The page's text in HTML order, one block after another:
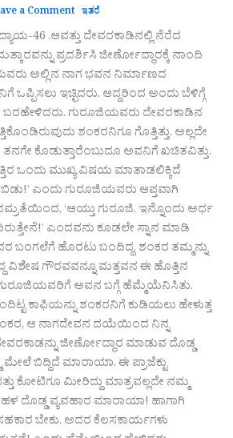
a Comment ಇತರೆ
46 .ಆವತ್ತು ದೇವರಕಾಡಿನಲ್ಲಿ ನೆರೆದ
ಪ್ರದರ್ಶಿಸಿ ಜೀರ್ಣೋದ್ಧಾರಕ್ಕೆ ನಾಂದಿ
ಅಲ್ಲಿನ ನಾಗ ಭವನ ನಿರ್ಮಾಣದ
ಒಪ್ಪಿಸಲು ಇಚ್ಛಿದರು. ಆದ್ದರಿಂದ ಅಂದು ಬೆಳಿಗ್ಗೆ
ಬರಹೇಳಿದರು. ಗುರೂಜಿಯವರು ದೇವರಕಾಡಿನ
ಶಂಕರನಿಗೂ ಗೊತ್ತಿತ್ತು. ಅಲ್ಲದೇ
ಕೊಡುತ್ತಾರೆಂಬುದೂ ಅವನಿಗೆ ಖಚಿತವಿತ್ತು.
ಒಂದು ಮುಖ್ಯ ವಿಷಯ ಮಾತಾಡಲಿಕ್ಕಿದೆ
ಎಂದು ಗುರೂಜಿಯವರು ಆಪ್ತವಾಗಿ
‘ಆಯ್ತು ಗುರೂಜಿ. ಇನ್ನೊಂದು ಅರ್ಧ
ಎಂದವನು ಕೂಡಲೇ ಸ್ನಾನ ಮಾಡಿ
ಹೊರಟು ಬಂದಿದ್ದ. ಶಂಕರ ತಮ್ಮನ್ನು
ವಿಶೇಷ ಗೌರವವನ್ನೂ ಮತ್ತವನ ಈ ಹೊತ್ತಿನ
ಅವನ ಬಗ್ಗೆ ಹೆಮ್ಮೆಯೆನಿಸಿತು.
ಕಾಫಿಯನ್ನು ಶಂಕರನಿಗೆ ಕುಡಿಯಲು ಹೇಳುತ್ತ
ಆ ನಾಗದೇವನ ದಯೆಯಿಂದ ನಿನ್ನ
ಜೀರ್ಣೋದ್ಧಾರ ಮಾಡುವ ದೊಡ್ಡ
ಬಿದ್ದಿದೆ ಮಾರಾಯಾ. ಈ ಪ್ರಾಜೆಕ್ಟು
ಮೀರಿದ್ದು ಮಾತ್ರವಲ್ಲದೇ ನಮ್ಮ
ದೊಡ್ಡ ವ್ಯವಹಾರ ಮಾರಾಯಾ! ಹಾಗಾಗಿ
ಬೇಕು. ಅದರ ಕೆಲಸಕಾರ್ಯಗಳು